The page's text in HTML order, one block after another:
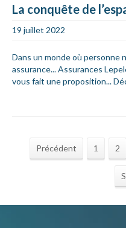
La conquête de
19 juillet 2022
Dans un monde où personne
assurance... Assurances
vous fait une proposition...
Précédent 1 2